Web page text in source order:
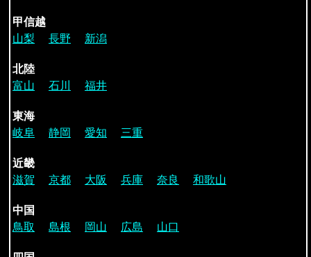
甲信越
山梨
長野 新潟
北陸
富山
石川 福井
東海
岐阜
静岡 愛知 三重
近畿
滋賀
京都 大阪 兵庫 奈良 和歌山
中国
鳥取
島根 岡山 広島 山口